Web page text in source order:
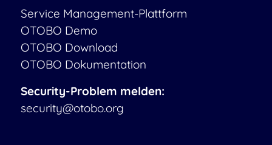
Service Management-Plattform
OTOBO Demo
OTOBO Download
OTOBO Dokumentation
Security-Problem melden:
security@otobo.org